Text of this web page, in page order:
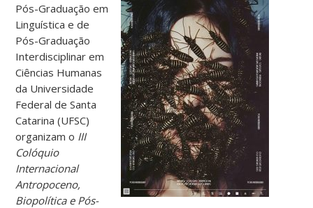
Pós-Graduação em
Linguística e de
Pós-Graduação
Interdisciplinar em
Ciências Humanas
da Universidade
Federal de Santa
Catarina (UFSC)
organizam o III
Colóquio
Internacional
Antropoceno,
Biopolítica e Pós-